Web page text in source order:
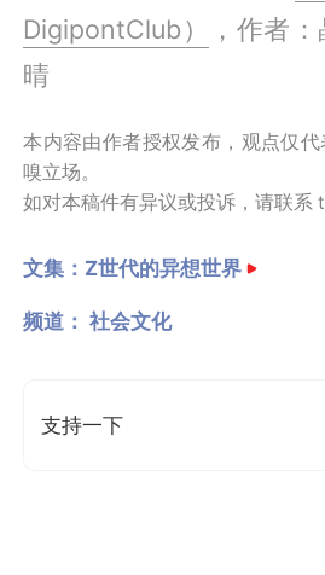
DigipontClub）
，作者
晴
本内容由作者授权发布，观点仅
嗅立场。
如对本稿件有异议或投诉，请联系
文集： Z世代的异想世界
频道： 社会文化
支持一下